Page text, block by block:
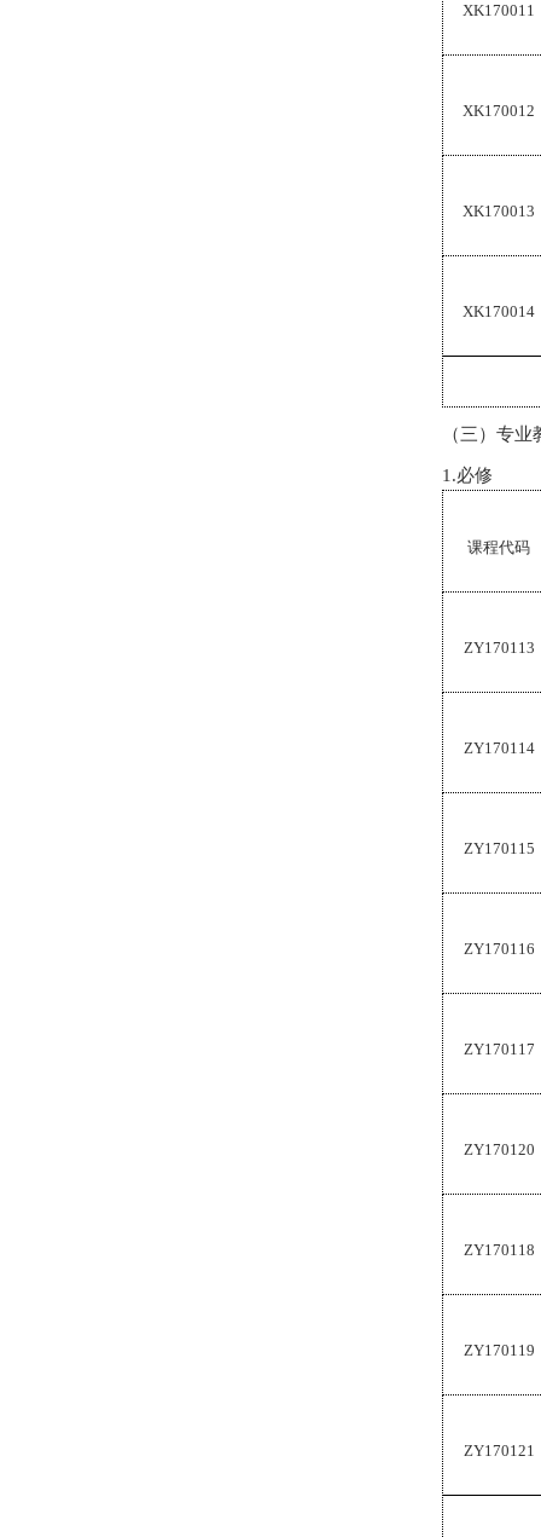
XK170011
XK170012
XK170013
XK170014
（三）专业
1.必修
课程代码
ZY170113
ZY170114
ZY170115
ZY170116
ZY170117
ZY170120
ZY170118
ZY170119
ZY170121